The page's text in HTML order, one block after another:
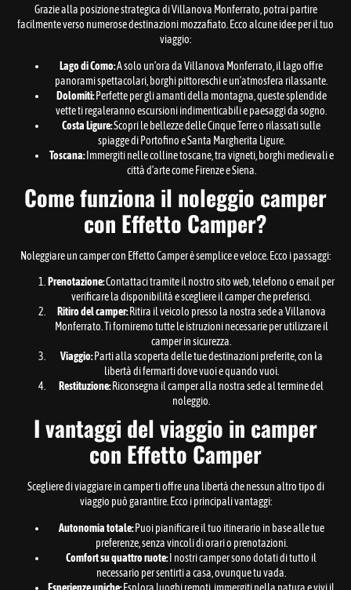
Grazie alla posizione strategica di Villanova Monferrato, potrai partire
facilmente verso numerose destinazioni mozzafiato. Ecco alcune idee per il tuo
viaggio:
Lago di Como:A solo un’ora da Villanova Monferrato, il lago offre
panorami spettacolari, borghi pittoreschi e un’atmosfera rilassante.
Dolomiti:Perfette per gli amanti della montagna, queste splendide
vette ti regaleranno escursioni indimenticabili e paesaggi da sogno.
Costa Ligure:Scopri le bellezze delle Cinque Terre o rilassati sulle
spiagge di Portofino e Santa Margherita Ligure.
Toscana:Immergiti nelle colline toscane, tra vigneti, borghi medievali e
città d’arte come Firenze e Siena.
Come funziona il noleggio camper
con Effetto Camper?
Noleggiare un camper con Effetto Camper è semplice e veloce. Ecco i passaggi:
Prenotazione:Contattaci tramite il nostro sito web, telefono o email per
verificare la disponibilità e scegliere il camper che preferisci.
Ritiro del camper:Ritira il veicolo presso la nostra sede a Villanova
Monferrato. Ti forniremo tutte le istruzioni necessarie per utilizzare il
camper in sicurezza.
Viaggio:Parti alla scoperta delle tue destinazioni preferite, con la
libertà di fermarti dove vuoi e quando vuoi.
Restituzione:Riconsegna il camper alla nostra sede al termine del
noleggio.
I vantaggi del viaggio in camper
con Effetto Camper
Scegliere di viaggiare in camper ti offre una libertà che nessun altro tipo di
viaggio può garantire. Ecco i principali vantaggi:
Autonomia totale:Puoi pianificare il tuo itinerario in base alle tue
preferenze, senza vincoli di orari o prenotazioni.
Comfort su quattro ruote:I nostri camper sono dotati di tutto il
necessario per sentirti a casa, ovunque tu vada.
Esperienze uniche:Esplora luoghi remoti, immergiti nella natura e vivi il